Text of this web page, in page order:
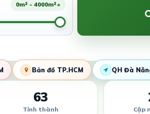
0m² - 4000m²+
Bản đồ TP.HCM QH Đà
63
Tỉnh thành Cập